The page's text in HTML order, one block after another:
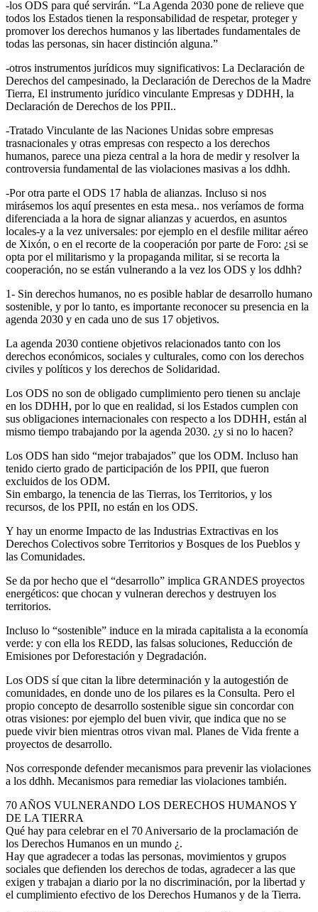
-los ODS para qué servirán. “La Agenda 2030 pone de relieve que
todos los Estados tienen la responsabilidad de respetar, proteger y
promover los derechos humanos y las libertades fundamentales de
todas las personas, sin hacer distinción alguna.”
-otros instrumentos jurídicos muy significativos: La Declaración de
Derechos del campesinado, la Declaración de Derechos de la Madre
Tierra, El instrumento jurídico vinculante Empresas y DDHH, la
Declaración de Derechos de los PPII..
-Tratado Vinculante de las Naciones Unidas sobre empresas
trasnacionales y otras empresas con respecto a los derechos
humanos, parece una pieza central a la hora de medir y resolver la
controversia fundamental de las violaciones masivas a los ddhh.
-Por otra parte el ODS 17 habla de alianzas. Incluso si nos
mirásemos los aquí presentes en esta mesa.. nos veríamos de forma
diferenciada a la hora de signar alianzas y acuerdos, en asuntos
locales-y a la vez universales: por ejemplo en el desfile militar aéreo
de Xixón, o en el recorte de la cooperación por parte de Foro: ¿si se
opta por el militarismo y la propaganda militar, si se recorta la
cooperación, no se están vulnerando a la vez los ODS y los ddhh?
1- Sin derechos humanos, no es posible hablar de desarrollo humano
sostenible, y por lo tanto, es importante reconocer su presencia en la
agenda 2030 y en cada uno de sus 17 objetivos.
La agenda 2030 contiene objetivos relacionados tanto con los
derechos económicos, sociales y culturales, como con los derechos
civiles y políticos y los derechos de Solidaridad.
Los ODS no son de obligado cumplimiento pero tienen su anclaje
en los DDHH, por lo que en realidad, si los Estados cumplen con
sus obligaciones internacionales con respecto a los DDHH, están al
mismo tiempo trabajando por la agenda 2030. ¿y si no lo hacen?
Los ODS han sido “mejor trabajados” que los ODM. Incluso han
tenido cierto grado de participación de los PPII, que fueron
excluidos de los ODM.
Sin embargo, la tenencia de las Tierras, los Territorios, y los
recursos, de los PPII, no están en los ODS.
Y hay un enorme Impacto de las Industrias Extractivas en los
Derechos Colectivos sobre Territorios y Bosques de los Pueblos y
las Comunidades.
Se da por hecho que el “desarrollo” implica GRANDES proyectos
energéticos: que chocan y vulneran derechos y destruyen los
territorios.
Incluso lo “sostenible” induce en la mirada capitalista a la economía
verde: y con ella los REDD, las falsas soluciones, Reducción de
Emisiones por Deforestación y Degradación.
Los ODS sí que citan la libre determinación y la autogestión de
comunidades, en donde uno de los pilares es la Consulta. Pero el
propio concepto de desarrollo sostenible sigue sin concordar con
otras visiones: por ejemplo del buen vivir, que indica que no se
puede vivir bien mientras otros vivan mal. Planes de Vida frente a
proyectos de desarrollo.
Nos corresponde defender mecanismos para prevenir las violaciones
a los ddhh. Mecanismos para remediar las violaciones también.
70 AÑOS VULNERANDO LOS DERECHOS HUMANOS Y
DE LA TIERRA
Qué hay para celebrar en el 70 Aniversario de la proclamación de
los Derechos Humanos en un mundo ¿.
Hay que agradecer a todas las personas, movimientos y grupos
sociales que defienden los derechos de todas, agradecer a las que
exigen y trabajan a diario por la no discriminación, por la libertad y
el cumplimiento efectivo de los Derechos Humanos y de la Tierra.